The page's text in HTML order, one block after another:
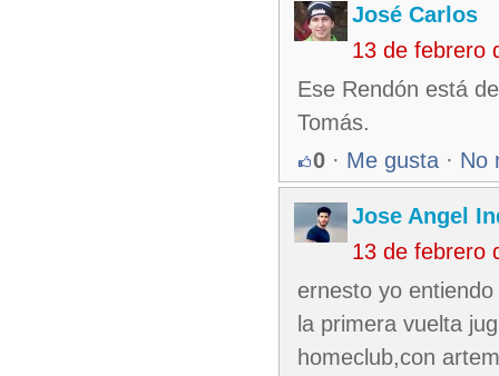
José Carlos
13 de febrero
Ese Rendón está
Tomás.
0 · Me gusta · No
Jose Angel
13 de febrero
ernesto yo
la primera vuelta
homeclub,con